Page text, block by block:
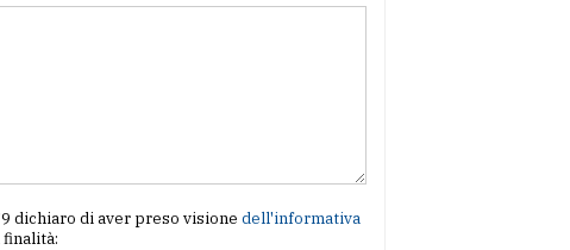
dichiaro di aver preso visione dell'informativa